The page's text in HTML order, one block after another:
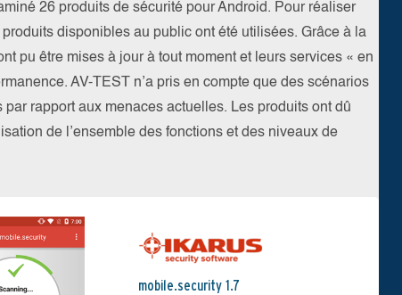
26 produits de sécurité pour Android. Pour réaliser
disponibles au public ont été utilisées. Grâce à la
pu être mises à jour à tout moment et leurs services « en
AV-TEST n’a pris en compte que des scénarios
rapport aux menaces actuelles. Les produits ont dû
de l’ensemble des fonctions et des niveaux de
mobile.security 1.7